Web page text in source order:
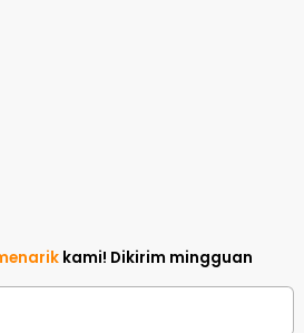
kami! Dikirim mingguan